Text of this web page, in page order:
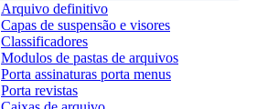
Arquivo definitivo
Capas de suspensão e visores
Classificadores
Modulos de pastas de arquivos
Porta assinaturas porta menus
Porta revistas